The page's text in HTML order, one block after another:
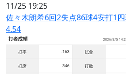
11/25 19:25
佐々木朗希6回2失点86球4安打1
4.54